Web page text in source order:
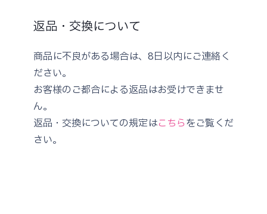
返品・交換について
商品に不良がある場合は、8日以内にご連絡く
ださい。
お客様のご都合による返品はお受けできませ
ん。
返品・交換についての規定はこちらをご覧くだ
さい。